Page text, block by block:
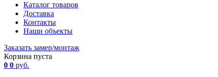
Каталог товаров
Доставка
Контакты
Наши объекты
Заказать замер/монтаж
Корзина пуста
0 0 руб.